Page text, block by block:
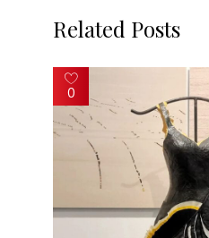
Related Posts
0